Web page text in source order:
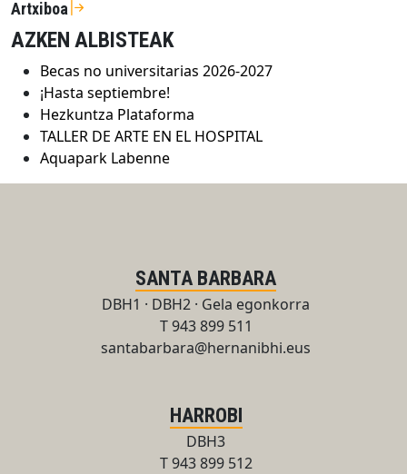
Artxiboa
AZKEN ALBISTEAK
Becas no universitarias 2026-2027
¡Hasta septiembre!
Hezkuntza Plataforma
TALLER DE ARTE EN EL HOSPITAL
Aquapark Labenne
SANTA BARBARA
DBH1 · DBH2 · Gela egonkorra
T 943 899 511
santabarbara@hernanibhi.eus
HARROBI
DBH3
T 943 899 512